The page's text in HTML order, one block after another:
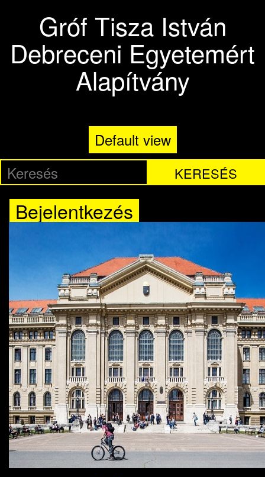
Gróf Tisza István
Debreceni Egyetemért
Alapítvány
Default view
KERESÉS
Bejelentkezés